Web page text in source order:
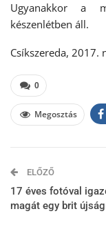
Ugyanakkor a
készenlétben áll.
Csíkszereda, 2017.
0
Megosztás
ELŐZŐ
17 éves fotóval
magát egy brit